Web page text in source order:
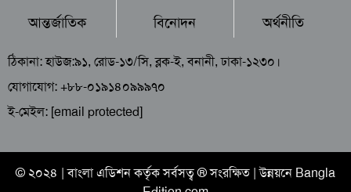
আন্তর্জাতিক
বিনোদন
অর্থনীতি
ঠিকানা: হাউজ:৯১, রোড-১৩/সি, ব্লক-ই, বনানী, ঢাকা-১২৩০।
যোগাযোগ: +৮৮-০১৯১৪০৯৯৯৭০
ই-মেইল: [email protected]
© ২০২৪ |বাংলা এডিশনকর্তৃক সর্বসত্ব ® সংরক্ষিত | উন্নয়নে Bangla